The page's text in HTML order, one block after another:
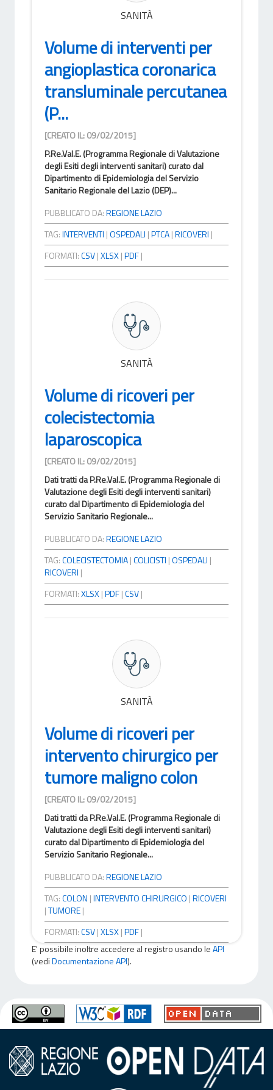
SANITÀ
Volume di interventi per
angioplastica coronarica
transluminale percutanea
(P...
[CREATO IL: 09/02/2015]
P.Re.Val.E. (Programma Regionale di Valutazione
degli Esiti degli interventi sanitari) curato dal
Dipartimento di Epidemiologia del Servizio
Sanitario Regionale del Lazio (DEP)...
PUBBLICATO DA:REGIONE LAZIO
TAG:INTERVENTI |OSPEDALI |PTCA|RICOVERI |
FORMATI:CSV|XLSX|PDF|
SANITÀ
Volume di ricoveri per
colecistectomia
laparoscopica
[CREATO IL: 09/02/2015]
Dati tratti da P.Re.Val.E. (Programma Regionale di
Valutazione degli Esiti degli interventi sanitari)
curato dal Dipartimento di Epidemiologia del
Servizio Sanitario Regionale...
PUBBLICATO DA:REGIONE LAZIO
TAG:COLECISTECTOMIA|COLICISTI |OSPEDALI |
RICOVERI |
FORMATI:XLSX|PDF|CSV|
SANITÀ
Volume di ricoveri per
intervento chirurgico per
tumore maligno colon
[CREATO IL: 09/02/2015]
Dati tratti da P.Re.Val.E. (Programma Regionale di
Valutazione degli Esiti degli interventi sanitari)
curato dal Dipartimento di Epidemiologia del
Servizio Sanitario Regionale...
PUBBLICATO DA:REGIONE LAZIO
TAG:COLON |INTERVENTO CHIRURGICO |RICOVERI
|TUMORE|
FORMATI:CSV|XLSX|PDF|
E' possibile inoltre accedere al registro usando leAPI
(vediDocumentazione API).